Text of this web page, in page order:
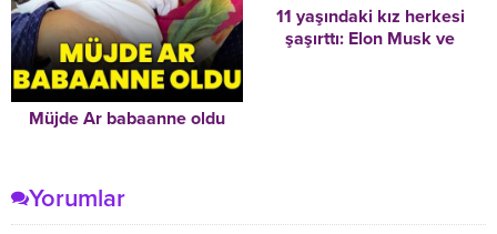
Müjde Ar babaanne oldu
11 yaşındaki kız herkesi
şaşırttı: Elon Musk ve
Yorumlar